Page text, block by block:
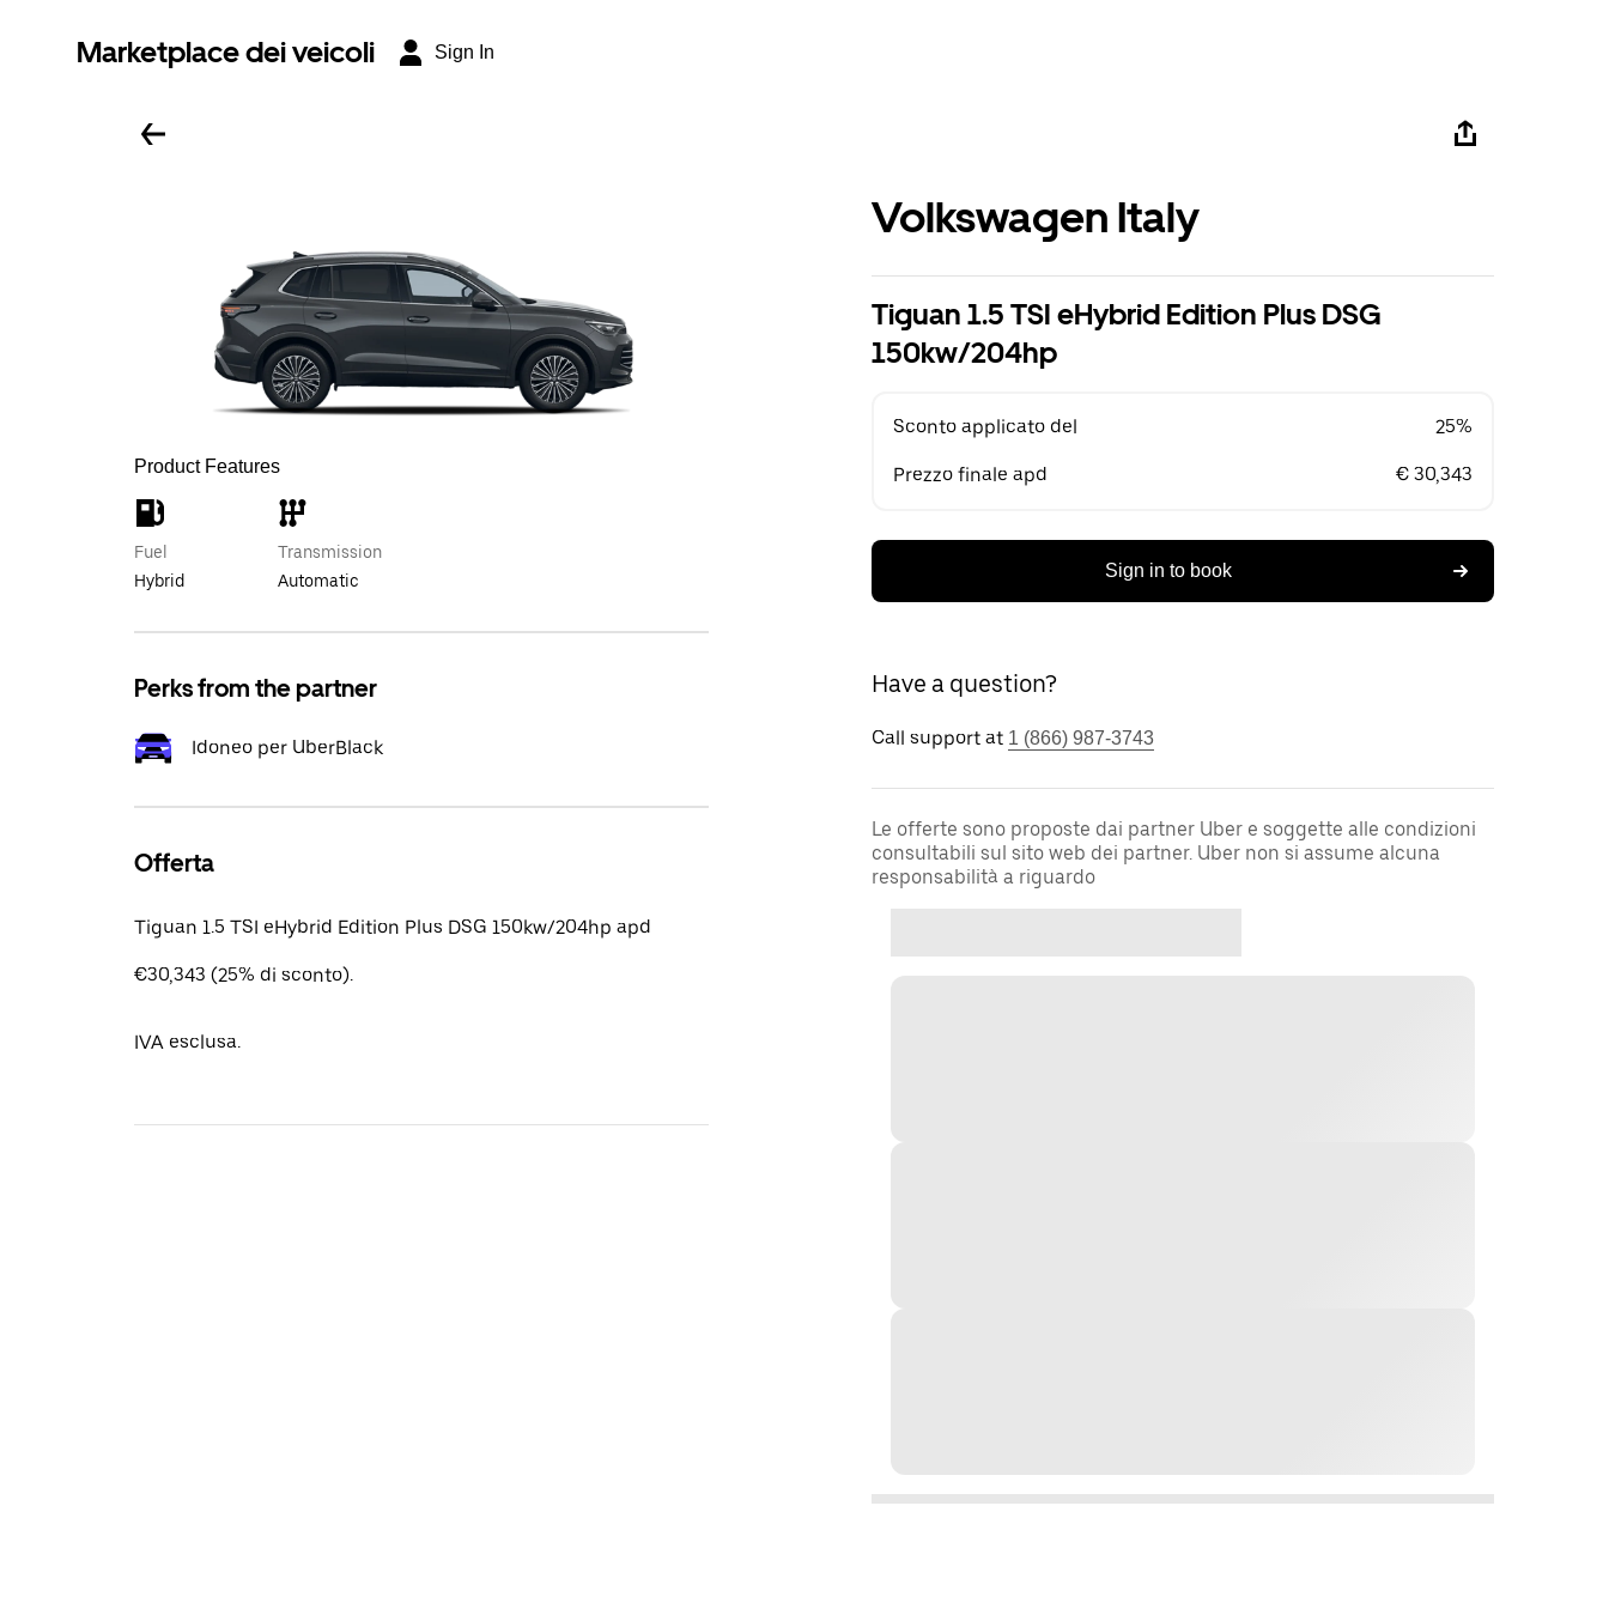
Marketplace dei veicoli Sign In
Product Features
Fuel
Hybrid
Transmission
Automatic
Perks from the partner
Idoneo per UberBlack
Offerta
Tiguan 1.5 TSI eHybrid Edition Plus DSG 150kw/204hp apd
€30,343 (25% di sconto).
IVA esclusa.
Volkswagen Italy
Tiguan 1.5 TSI eHybrid Edition Plus DSG
150kw/204hp
Sconto applicato del 25%
Prezzo finale apd € 30,343
Sign in to book
Have a question?
Call support at 1 (866) 987-3743
Le offerte sono proposte dai partner Uber e soggette alle condizioni
consultabili sul sito web dei partner. Uber non si assume alcuna
responsabilità a riguardo